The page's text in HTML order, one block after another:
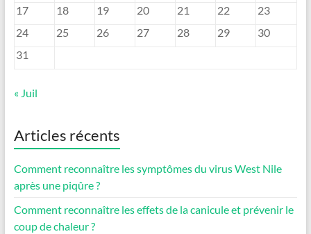
17
18 19 20 21 22
23
24
25 26 27 28 29
30
31
« Juil
Articles récents
Comment reconnaître les symptômes du virus West Nile
après une piqûre ?
Comment reconnaître les effets de la canicule et prévenir le
coup de chaleur ?